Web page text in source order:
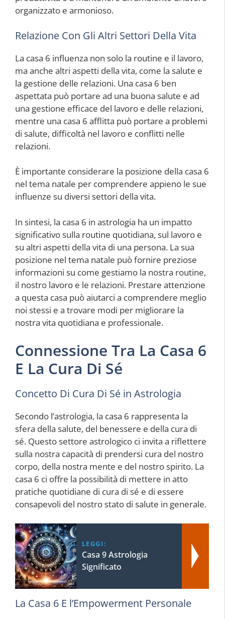
organizzato e armonioso.
Relazione Con Gli Altri Settori Della Vita
La casa 6 influenza non solo la routine e il lavoro,
ma anche altri aspetti della vita, come la salute e
la gestione delle relazioni. Una casa 6 ben
aspettata può portare ad una buona salute e ad
una gestione efficace del lavoro e delle relazioni,
mentre una casa 6 afflitta può portare a problemi
di salute, difficoltà nel lavoro e conflitti nelle
relazioni.
È importante considerare la posizione della casa 6
nel tema natale per comprendere appieno le sue
influenze su diversi settori della vita.
In sintesi, la casa 6 in astrologia ha un impatto
significativo sulla routine quotidiana, sul lavoro e
su altri aspetti della vita di una persona. La sua
posizione nel tema natale può fornire preziose
informazioni su come gestiamo la nostra routine,
il nostro lavoro e le relazioni. Prestare attenzione
a questa casa può aiutarci a comprendere meglio
noi stessi e a trovare modi per migliorare la
nostra vita quotidiana e professionale.
Connessione Tra La Casa 6
E La Cura Di Sé
Concetto Di Cura Di Sé in Astrologia
Secondo l’astrologia, la casa 6 rappresenta la
sfera della salute, del benessere e della cura di
sé. Questo settore astrologico ci invita a riflettere
sulla nostra capacità di prendersi cura del nostro
corpo, della nostra mente e del nostro spirito. La
casa 6 ci offre la possibilità di mettere in atto
pratiche quotidiane di cura di sé e di essere
consapevoli del nostro stato di salute in generale.
LEGGI:
Casa 9 Astrologia
Significato
La Casa 6 E l’Empowerment Personale